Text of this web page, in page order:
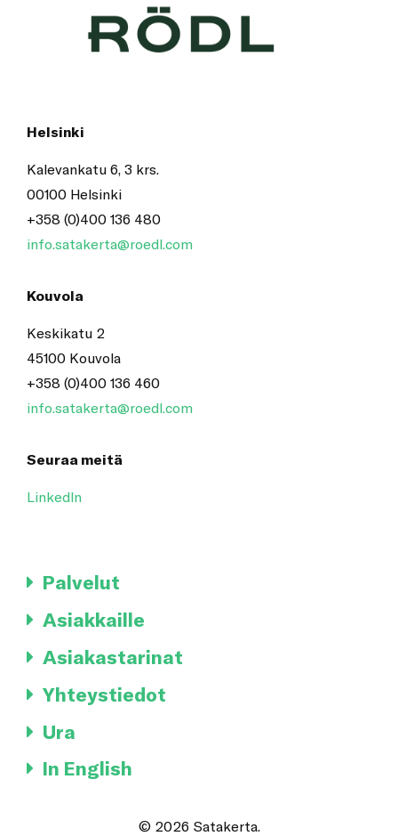
Helsinki
Kalevankatu 6, 3 krs.
00100 Helsinki
+358 (0)400 136 480
info.satakerta@roedl.com
Kouvola
Keskikatu 2
45100 Kouvola
+358 (0)400 136 460
info.satakerta@roedl.com
Seuraa meitä
LinkedIn
Palvelut
Asiakkaille
Asiakastarinat
Yhteystiedot
Ura
In English
© 2026 Satakerta.